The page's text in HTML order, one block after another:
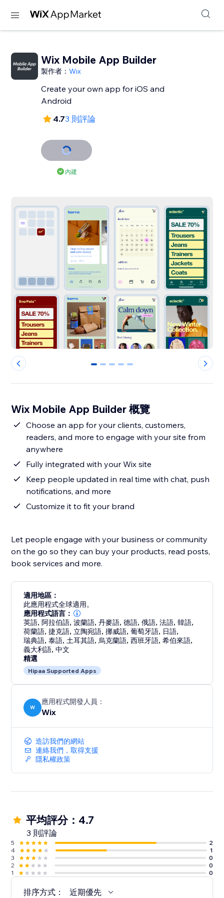
Wix Mobile App Builder
製作者：Wix
Create your own app for iOS and
Android
4.73 則評論
內建
0 1 2 3 4
Wix Mobile App Builder 概覽
Choose an app for your clients, customers,
readers, and more to engage with your site from
anywhere
Fully integrated with your Wix site
Keep people updated in real time with chat, push
notifications, and more
Customize it to fit your brand
Let people engage with your business or community
on the go so they can buy your products, read posts,
book services and more.
適用地區：
此應用程式全球適用。
應用程式語言：
英語,阿拉伯語,波蘭語,丹麥語,德語,俄語,法語,韓語,
荷蘭語,捷克語, 立陶宛語,挪威語,葡萄牙語, 日語,
瑞典語,泰語, 土耳其語, 烏克蘭語,西班牙語,希伯來語,
義大利語,中文
精選
Hipaa Supported Apps
W
應用程式開發人員：
Wix
造訪我們的網站
連絡我們，取得支援
隱私權政策
平均評分：4.7
3 則評論
5
2
4
1
3
0
2
0
1
0
排序方式： 近期優先